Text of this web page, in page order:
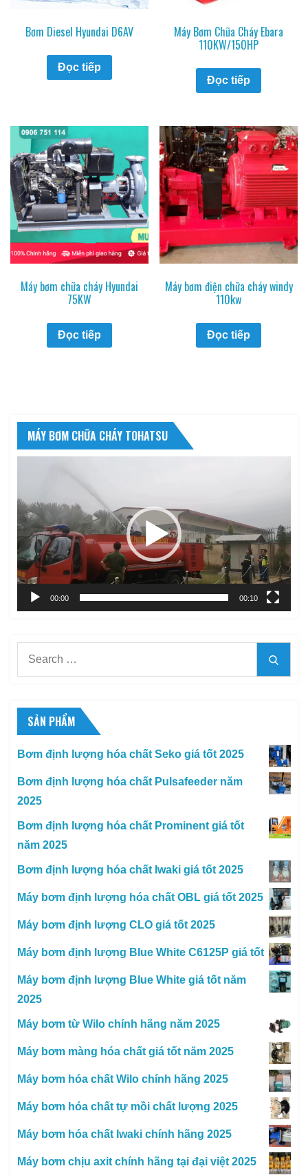
Bơm Diesel Hyundai D6AV
Đọc tiếp
Máy Bơm Chữa Cháy Ebara
110KW/150HP
Đọc tiếp
Máy bơm chữa cháy Hyundai
75KW
Đọc tiếp
Máy bơm điện chữa cháy windy
110kw
Đọc tiếp
MÁY BƠM CHỮA CHÁY TOHATSU
Video
00:00 00:10
SẢN PHẨM
Bơm định lượng hóa chất Seko giá tốt 2025
Bơm định lượng hóa chất Pulsafeeder năm
2025
Bơm định lượng hóa chất Prominent giá tốt
năm 2025
Bơm định lượng hóa chất Iwaki giá tốt 2025
Máy bơm định lượng hóa chất OBL giá tốt 2025
Máy bơm định lượng CLO giá tốt 2025
Máy bơm định lượng Blue White C6125P giá tốt
Máy bơm định lượng Blue White giá tốt năm
2025
Máy bơm từ Wilo chính hãng năm 2025
Máy bơm màng hóa chất giá tốt năm 2025
Máy bơm hóa chất Wilo chính hãng 2025
Máy bơm hóa chất tự mồi chất lượng 2025
Máy bơm hóa chất Iwaki chính hãng 2025
Máy bơm chịu axit chính hãng tại đại việt 2025